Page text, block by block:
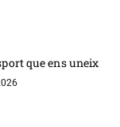
que ens uneix